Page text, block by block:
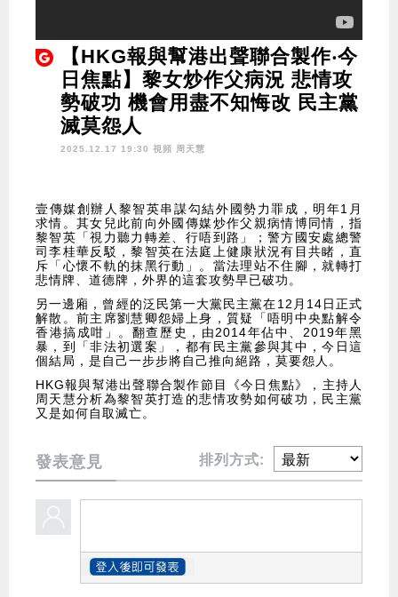
【HKG報與幫港出聲聯合製作‧今
日焦點】黎女炒作父病況 悲情攻
勢破功 機會用盡不知悔改 民主黨
滅莫怨人
2025.12.17 19:30 視頻 周天慧
壹傳媒創辦人黎智英串謀勾結外國勢力罪成，明年1月
求情。其女兒此前向外國傳媒炒作父親病情博同情，指
黎智英「視力聽力轉差、行唔到路」；警方國安處總警
司李桂華反駁，黎智英在法庭上健康狀況有目共睹，直
斥「心懷不軌的抹黑行動」。當法理站不住腳，就轉打
悲情牌、道德牌，外界的這套攻勢早已破功。
另一邊廂，曾經的泛民第一大黨民主黨在12月14日正式
解散。前主席劉慧卿怨婦上身，質疑「唔明中央點解令
香港搞成咁」。翻查歷史，由2014年佔中、2019年黑
暴，到「非法初選案」，都有民主黨參與其中，今日這
個結局，是自己一步步將自己推向絕路，莫要怨人。
HKG報與幫港出聲聯合製作節目《今日焦點》，主持人
周天慧分析為黎智英打造的悲情攻勢如何破功，民主黨
又是如何自取滅亡。
發表意見 排列方式: